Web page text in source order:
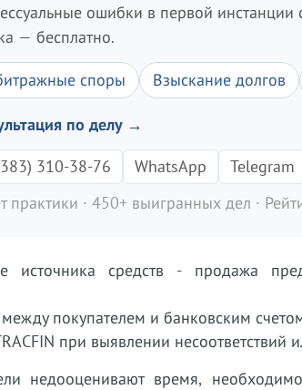
ошибки в первой
— бесплатно.
споры Взыскание долгов
по делу →
310-38-76
WhatsApp
Telegram
практики · 450+ выигранных дел ·
источника средств - продажа
покупателем и банковским
при выявлении несоответствий
недооценивают время,